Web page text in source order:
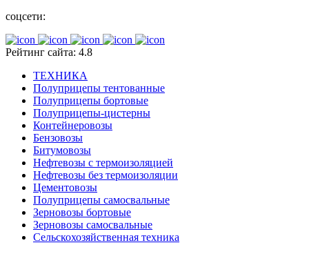
соцсети:
Рейтинг сайта: 4.8
ТЕХНИКА
Полуприцепы тентованные
Полуприцепы бортовые
Полуприцепы-цистерны
Контейнеровозы
Бензовозы
Битумовозы
Нефтевозы с термоизоляцией
Нефтевозы без термоизоляции
Цементовозы
Полуприцепы самосвальные
Зерновозы бортовые
Зерновозы самосвальные
Сельскохозяйственная техника